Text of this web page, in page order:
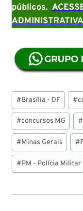
públicos.
Tags
do
Post:
#Brasília - DF #
#concursos MG #
#Minas Gerais #
#PM - Polícia Militar